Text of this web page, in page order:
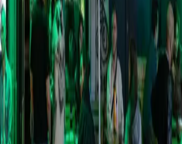
om naartoe te gaan met je vrienden of een
zuur, zoet of bitter houdt, bij The Green Man